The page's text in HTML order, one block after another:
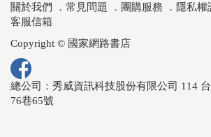
關於我們
． 常見問題 ． 團購服務 ． 隱私權
客服信箱
Copyright © 國家網路書店
總公司：秀威資訊科技股份有限公司 114
76巷65號